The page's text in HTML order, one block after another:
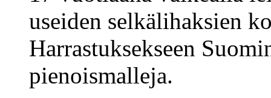
useiden selkälihaksien
Harrastuksekseen
pienoismalleja.